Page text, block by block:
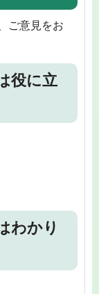
ご意見をお
役に立
わかり